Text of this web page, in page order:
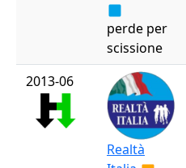
perde per
scissione
2013-06
Realtà